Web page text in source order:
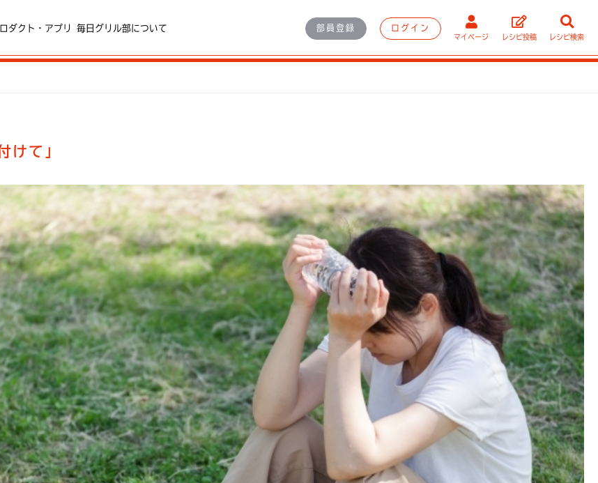
ダクト・アプリ 毎日グリル部について 部員登録 ログイン
マイページ レシピ投稿 レシピ検索
けて」